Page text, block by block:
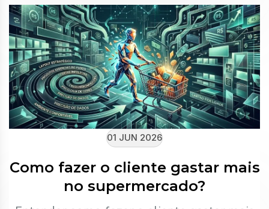
01 JUN 2026
Como fazer o cliente gastar mais
no supermercado?